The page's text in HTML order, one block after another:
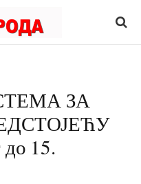
ЗА
15.